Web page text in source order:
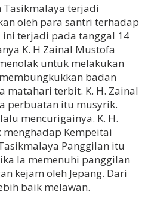
Tasikmalaya terjadi
oleh para santri terhadap
ini terjadi pada tanggal 14
K. H Zainal Mustofa
untuk melakukan
badan
matahari terbit. K. H. Zainal
perbuatan itu musyrik.
mencurigainya. K. H.
Kempeitai
Panggilan itu
Ia memenuhi panggilan
kejam oleh Jepang. Dari
baik melawan.